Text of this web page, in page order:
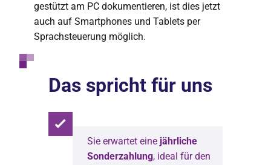
gestützt am PC dokumentieren, ist dies jetzt
auch auf Smartphones und Tablets per
Sprachsteuerung möglich.
Das spricht für uns
Sie erwartet eine jährliche
Sonderzahlung, ideal für den